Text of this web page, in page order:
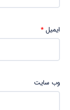
ایمیل*
وب‌ سایت